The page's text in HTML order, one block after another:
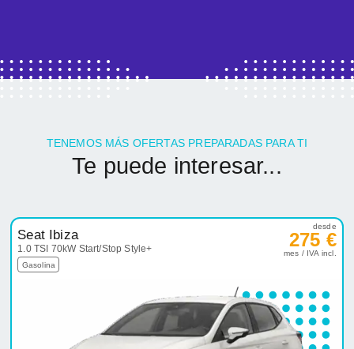
TENEMOS MÁS OFERTAS PREPARADAS PARA TI
Te puede interesar...
Seat Ibiza
1.0 TSI 70kW Start/Stop Style+
Gasolina
desde
275 €
mes / IVA incl.